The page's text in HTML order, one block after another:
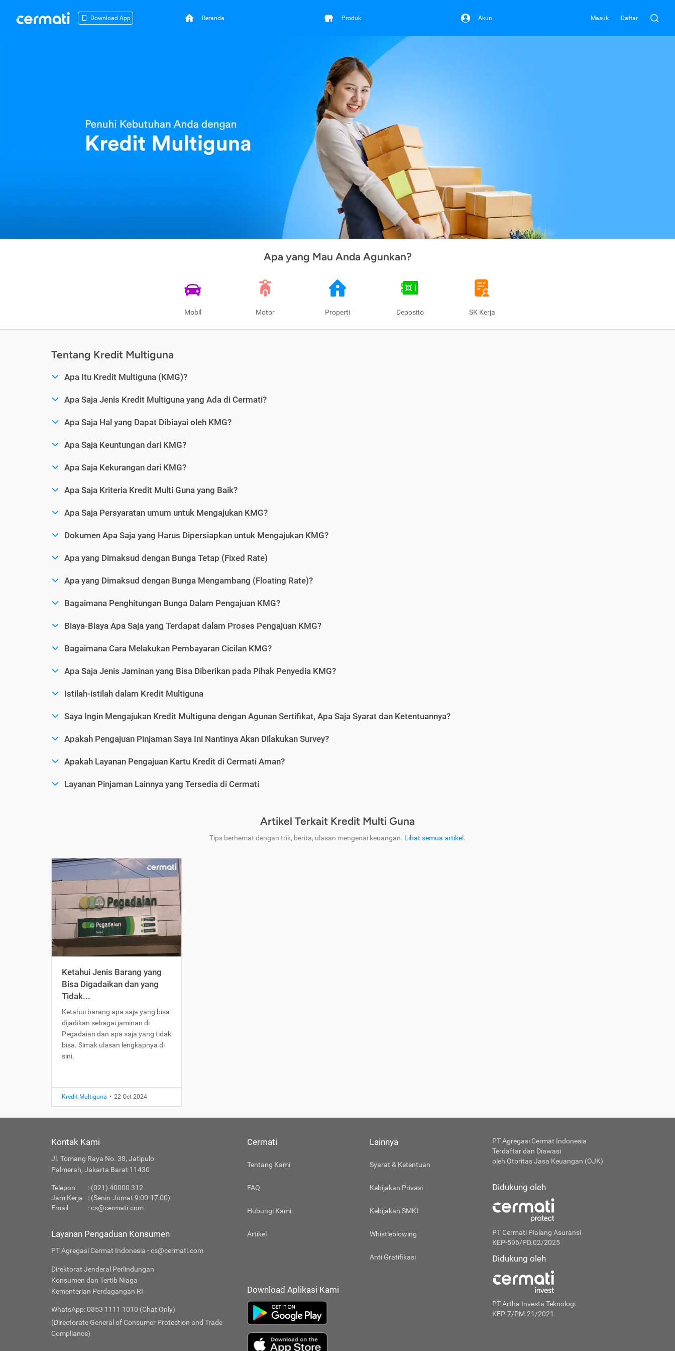
Download App Beranda Produk Akun Masuk Daftar
Apa yang Mau Anda Agunkan?
Mobil Motor Properti Deposito SK Kerja
Tentang Kredit Multiguna
Apa Itu Kredit Multiguna (KMG)?
Apa Saja Jenis Kredit Multiguna yang Ada di Cermati?
Apa Saja Hal yang Dapat Dibiayai oleh KMG?
Apa Saja Keuntungan dari KMG?
Apa Saja Kekurangan dari KMG?
Apa Saja Kriteria Kredit Multi Guna yang Baik?
Apa Saja Persyaratan umum untuk Mengajukan KMG?
Dokumen Apa Saja yang Harus Dipersiapkan untuk Mengajukan KMG?
Apa yang Dimaksud dengan Bunga Tetap (Fixed Rate)
Apa yang Dimaksud dengan Bunga Mengambang (Floating Rate)?
Bagaimana Penghitungan Bunga Dalam Pengajuan KMG?
Biaya-Biaya Apa Saja yang Terdapat dalam Proses Pengajuan KMG?
Bagaimana Cara Melakukan Pembayaran Cicilan KMG?
Apa Saja Jenis Jaminan yang Bisa Diberikan pada Pihak Penyedia KMG?
Istilah-istilah dalam Kredit Multiguna
Saya Ingin Mengajukan Kredit Multiguna dengan Agunan Sertifikat, Apa Saja Syarat dan Ketentuannya?
Apakah Pengajuan Pinjaman Saya Ini Nantinya Akan Dilakukan Survey?
Apakah Layanan Pengajuan Kartu Kredit di Cermati Aman?
Layanan Pinjaman Lainnya yang Tersedia di Cermati
Artikel Terkait Kredit Multi Guna
Tips berhemat dengan trik, berita, ulasan mengenai keuangan. Lihat semua artikel .
Ketahui Jenis Barang yang
Bisa Digadaikan dan yang
Tidak...
Ketahui barang apa saja yang bisa
dijadikan sebagai jaminan di
Pegadaian dan apa saja yang tidak
bisa. Simak ulasan lengkapnya di
sini.
Kredit Multiguna • 22 Oct 2024
Kontak Kami
Jl. Tomang Raya No. 38, Jatipulo
Palmerah, Jakarta Barat 11430
Telepon
: (021) 40000 312
Jam Kerja
: (Senin-Jumat 9:00-17:00)
Email
:cs@cermati.com
Layanan Pengaduan Konsumen
PT Agregasi Cermat Indonesia - cs@cermati.com
Direktorat Jenderal Perlindungan
Konsumen dan Tertib Niaga
Kementerian Perdagangan RI
WhatsApp: 0853 1111 1010 (Chat Only)
(Directorate General of Consumer Protection and Trade
Compliance)
Cermati
Tentang Kami
FAQ
Hubungi Kami
Artikel
Lainnya
Syarat & Ketentuan
Kebijakan Privasi
Kebijakan SMKI
Whistleblowing
Anti Gratifikasi
Download Aplikasi Kami
PT Agregasi Cermat Indonesia
Terdaftar dan Diawasi
oleh Otoritas Jasa Keuangan (OJK)
Didukung oleh
PT Cermati Pialang Asuransi
KEP-596/PD.02/2025
Didukung oleh
PT Artha Investa Teknologi
KEP-7/PM.21/2021